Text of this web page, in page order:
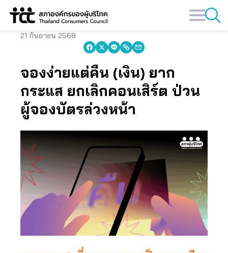
Skip
21 กันยายน 2568
จองง่ายแต่คืน (เงิน) ยาก
กระแส ยกเลิกคอนเสิร์ต ป่วน
ผู้จองบัตรล่วงหน้า